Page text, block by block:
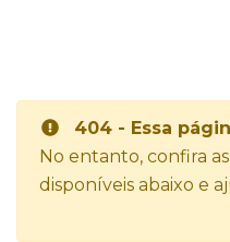
404 - Essa
No entanto, confira
disponíveis abaixo e